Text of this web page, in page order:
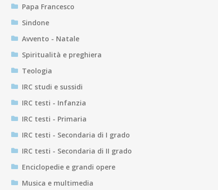
Papa Francesco
Sindone
Avvento - Natale
Spiritualità e preghiera
Teologia
IRC studi e sussidi
IRC testi - Infanzia
IRC testi - Primaria
IRC testi - Secondaria di I grado
IRC testi - Secondaria di II grado
Enciclopedie e grandi opere
Musica e multimedia